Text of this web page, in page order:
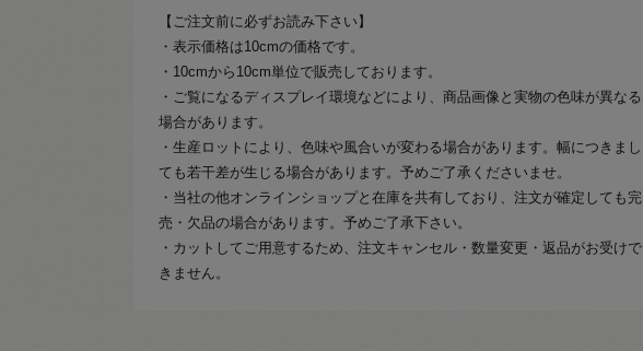
【ご注文前に必ずお読み下さい】
・表示価格は10cmの価格です。
・10cmから10cm単位で販売しております。
・ご覧になるディスプレイ環境などにより、商品画像と実物の色味が異なる
場合があります。
・生産ロットにより、色味や風合いが変わる場合があります。幅につきまし
ても若干差が生じる場合があります。予めご了承くださいませ。
・当社の他オンラインショップと在庫を共有しており、注文が確定しても完
売・欠品の場合があります。予めご了承下さい。
・カットしてご用意するため、注文キャンセル・数量変更・返品がお受けで
きません。